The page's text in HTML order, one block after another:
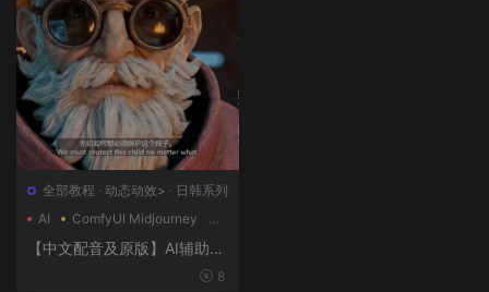
全部教程 · 动态动效> · 日韩系列
AI
ComfyUI Midjourney
kling
【中文配音及原版】AI辅助3
D动画制作入门：Kling × Nan8